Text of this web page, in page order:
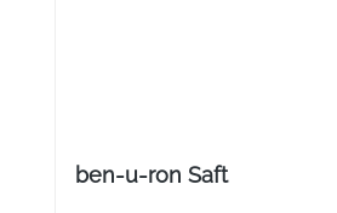
Wiederholungsdosis: 1 Tablette
ben-u-ron Saft